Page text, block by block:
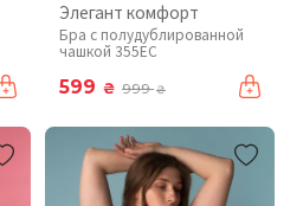
Элегант комфорт
Бра с полудублированной
чашкой 355EC
599 ₴ 999₴